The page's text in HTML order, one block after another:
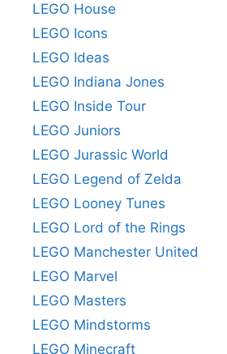
LEGO House
LEGO Icons
LEGO Ideas
LEGO Indiana Jones
LEGO Inside Tour
LEGO Juniors
LEGO Jurassic World
LEGO Legend of Zelda
LEGO Looney Tunes
LEGO Lord of the Rings
LEGO Manchester United
LEGO Marvel
LEGO Masters
LEGO Mindstorms
LEGO Minecraft